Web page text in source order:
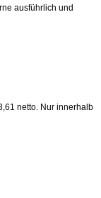
ausführlich und
netto. Nur innerhalb